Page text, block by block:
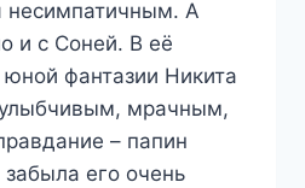
несимпатичным. А
и с Соней. В её
фантазии Никита
мрачным,
– папин
его очень